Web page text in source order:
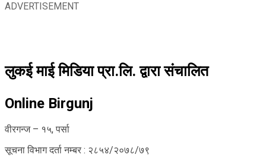
ADVERTISEMENT
लुकई माई मिडिया प्रा.लि. द्वारा संचालित
Online Birgunj
वीरगन्ज – १५, पर्सा
सूचना विभाग दर्ता नम्बर : २८५४/२०७८/७९